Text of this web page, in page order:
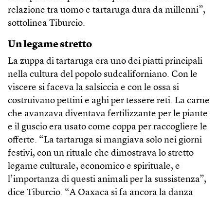
relazione tra uomo e tartaruga dura da millenni”,
sottolinea Tiburcio.
Un legame stretto
La zuppa di tartaruga era uno dei piatti principali
nella cultura del popolo sudcaliforniano. Con le
viscere si faceva la salsiccia e con le ossa si
costruivano pettini e aghi per tessere reti. La carne
che avanzava diventava fertilizzante per le piante
e il guscio era usato come coppa per raccogliere le
offerte. “La tartaruga si mangiava solo nei giorni
festivi, con un rituale che dimostrava lo stretto
legame culturale, economico e spirituale, e
l’importanza di questi animali per la sussistenza”,
dice Tiburcio. “A Oaxaca si fa ancora la danza